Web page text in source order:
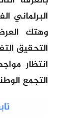
البرلماني
وهتك
انتظار
التجمع